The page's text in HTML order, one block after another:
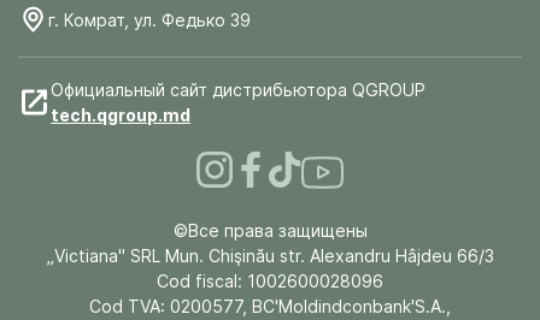
г. Комрат, ул. Федько 39
Официальный сайт дистрибьютора QGROUP
tech.qgroup.md
©Все права защищены
„Victiana" SRL Mun. Chişinău str. Alexandru Hâjdeu 66/3
Cod fiscal: 1002600028096
Cod TVA: 0200577, BC'Moldindconbank'S.A.,